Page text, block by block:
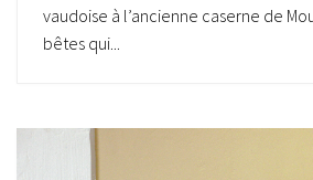
vaudoise à l’ancienne caserne de
bêtes qui...